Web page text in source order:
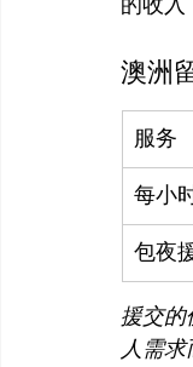
澳洲
服务
每小
包夜
援交的
人需